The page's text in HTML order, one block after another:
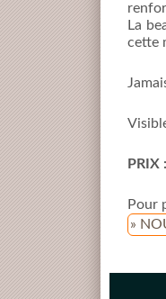
La
cette
PRIX
Pour
»